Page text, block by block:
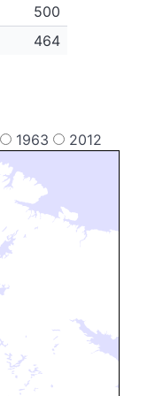
500
464
1963 2012